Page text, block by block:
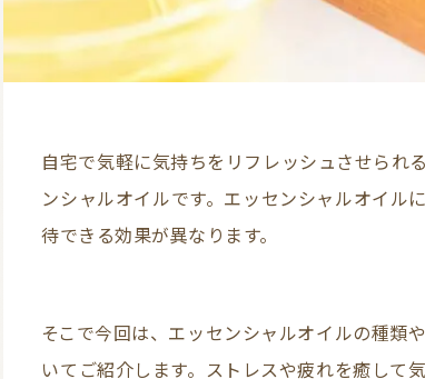
自宅で気軽に気持ちをリフレッシュさせられるアイテムとして注目を集めているのが、エッセ
ンシャルオイルです。エッセンシャルオイル
待できる効果が異なります。
そこで今回は、エッセンシャルオイルの種類や期待できる効果、使用する際の注意点などにつ
いてご紹介します。ストレスや疲れを癒して